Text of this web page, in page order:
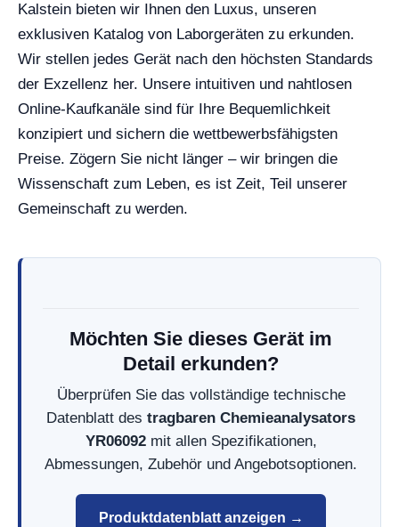
Kalstein bieten wir Ihnen den Luxus, unseren
exklusiven Katalog von Laborgeräten zu erkunden.
Wir stellen jedes Gerät nach den höchsten Standards
der Exzellenz her. Unsere intuitiven und nahtlosen
Online-Kaufkanäle sind für Ihre Bequemlichkeit
konzipiert und sichern die wettbewerbsfähigsten
Preise. Zögern Sie nicht länger – wir bringen die
Wissenschaft zum Leben, es ist Zeit, Teil unserer
Gemeinschaft zu werden.
Möchten Sie dieses Gerät im
Detail erkunden?
Überprüfen Sie das vollständige technische
Datenblatt des tragbaren Chemieanalysators
YR06092mit allen Spezifikationen,
Abmessungen, Zubehör und Angebotsoptionen.
Produktdatenblatt anzeigen →